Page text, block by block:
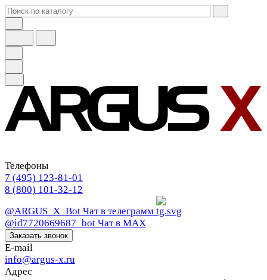
Телефоны
7 (495) 123-81-01
8 (800) 101-32-12
@ARGUS_X_Bot Чат в телеграмм
@id7720669687_bot Чат в МАХ
Заказать звонок
E-mail
info@argus-x.ru
Адрес